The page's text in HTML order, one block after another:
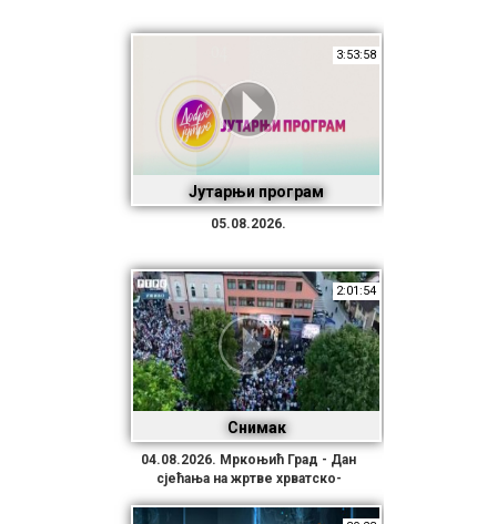
Јутарњи програм
3:53:58
05.08.2026.
Снимак
2:01:54
04.08.2026. Мркоњић Град - Дан
сјећања на жртве хрватско-
муслиманског погрома над
Србима у Републици Српској